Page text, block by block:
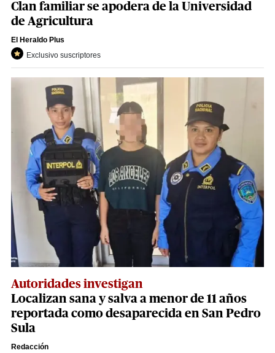
Clan familiar se apodera de la Universidad
de Agricultura
El Heraldo Plus
Exclusivo suscriptores
Autoridades investigan
Localizan sana y salva a menor de 11 años
reportada como desaparecida en San Pedro
Sula
Redacción